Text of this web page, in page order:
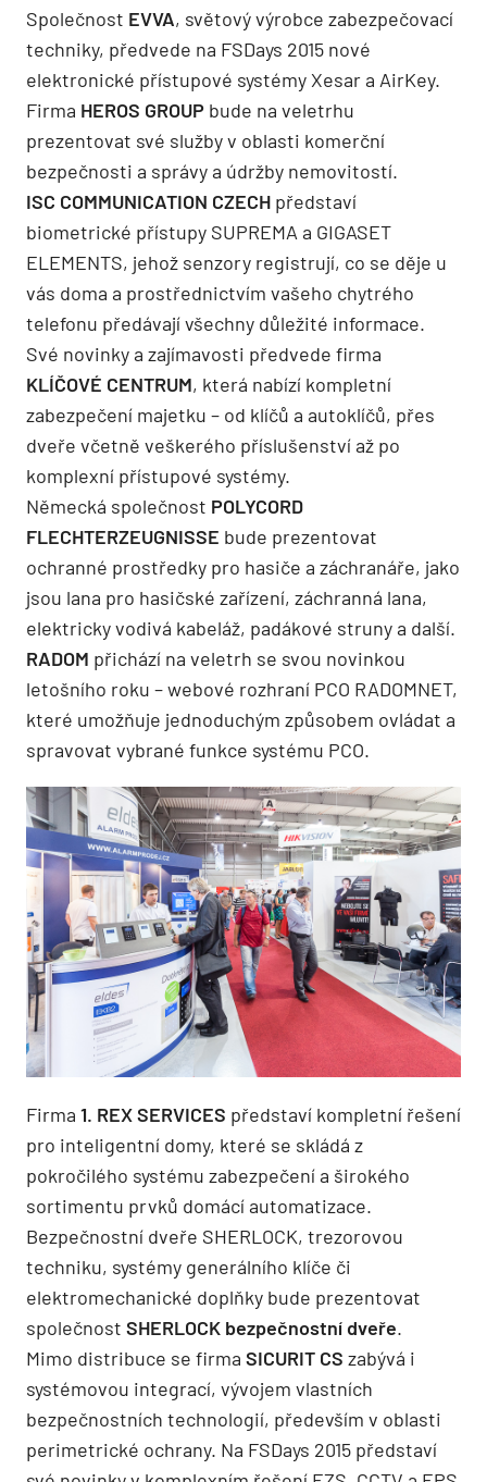
Společnost EVVA, světový výrobce zabezpečovací
techniky, předvede na FSDays 2015 nové
elektronické přístupové systémy Xesar a AirKey.
Firma HEROS GROUP bude na veletrhu
prezentovat své služby v oblasti komerční
bezpečnosti a správy a údržby nemovitostí.
ISC COMMUNICATION CZECH představí
biometrické přístupy SUPREMA a GIGASET
ELEMENTS, jehož senzory registrují, co se děje u
vás doma a prostřednictvím vašeho chytrého
telefonu předávají všechny důležité informace.
Své novinky a zajímavosti předvede firma
KLÍČOVÉ CENTRUM, která nabízí kompletní
zabezpečení majetku – od klíčů a autoklíčů, přes
dveře včetně veškerého příslušenství až po
komplexní přístupové systémy.
Německá společnost POLYCORD
FLECHTERZEUGNISSE bude prezentovat
ochranné prostředky pro hasiče a záchranáře, jako
jsou lana pro hasičské zařízení, záchranná lana,
elektricky vodivá kabeláž, padákové struny a další.
RADOM přichází na veletrh se svou novinkou
letošního roku – webové rozhraní PCO RADOMNET,
které umožňuje jednoduchým způsobem ovládat a
spravovat vybrané funkce systému PCO.
Firma 1. REX SERVICES představí kompletní řešení
pro inteligentní domy, které se skládá z
pokročilého systému zabezpečení a širokého
sortimentu prvků domácí automatizace.
Bezpečnostní dveře SHERLOCK, trezorovou
techniku, systémy generálního klíče či
elektromechanické doplňky bude prezentovat
společnost SHERLOCK bezpečnostní dveře.
Mimo distribuce se firma SICURIT CS zabývá i
systémovou integrací, vývojem vlastních
bezpečnostních technologií, především v oblasti
perimetrické ochrany. Na FSDays 2015 představí